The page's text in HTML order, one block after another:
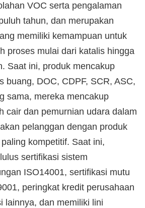
VOC serta pengalaman
tahun, dan merupakan
memiliki kemampuan untuk
proses mulai dari katalis hingga
Saat ini, produk mencakup
buang, DOC, CDPF, SCR, ASC,
sama, mereka mencakup
cair dan pemurnian udara dalam
pelanggan dengan produk
kompetitif. Saat ini,
sertifikasi sistem
ISO14001, sertifikasi mutu
peringkat kredit perusahaan
lainnya, dan memiliki lini